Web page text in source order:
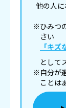
他の人に
※ひみつ
さい
「キ
として
※自分が
ことは